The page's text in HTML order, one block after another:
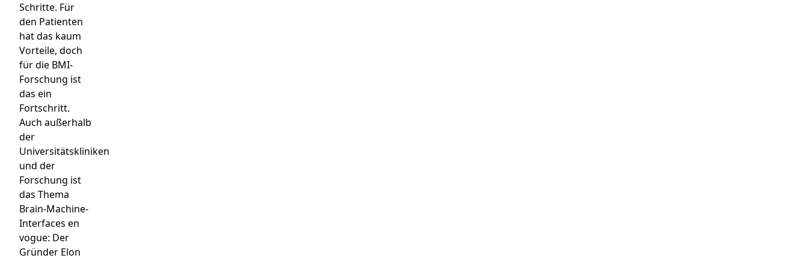
Schritte. Für
den Patienten
hat das kaum
Vorteile, doch
für die BMI-
Forschung ist
das ein
Fortschritt.
Auch außerhalb
der
Universitätskliniken
und der
Forschung ist
das Thema
Brain-Machine-
Interfaces en
vogue: Der
Gründer Elon